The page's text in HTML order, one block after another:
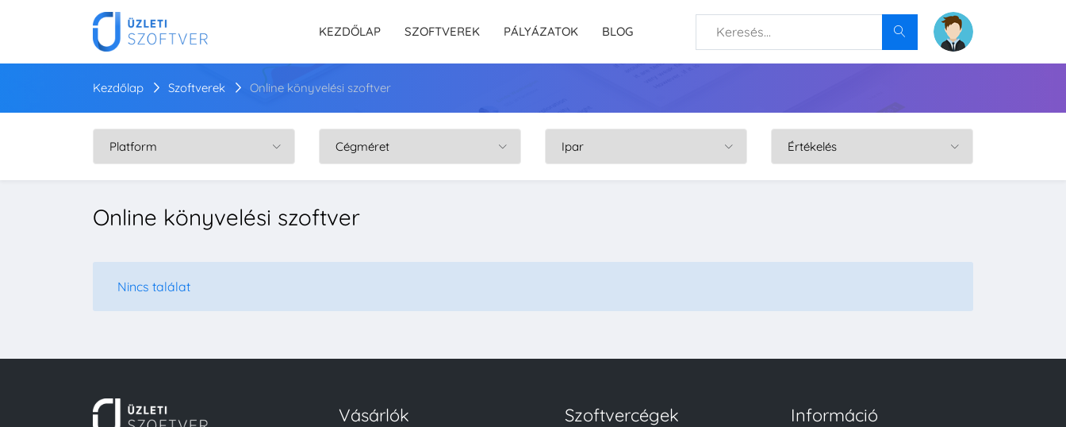
KEZDŐLAP SZOFTVEREK PÁLYÁZATOK BLOG
Kezdőlap Szoftverek Online könyvelési szoftver
Online könyvelési szoftver
Nincs találat
Vásárlók Szoftvercégek Információ